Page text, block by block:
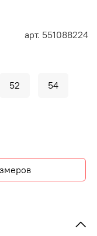
арт. 551088224
52 54